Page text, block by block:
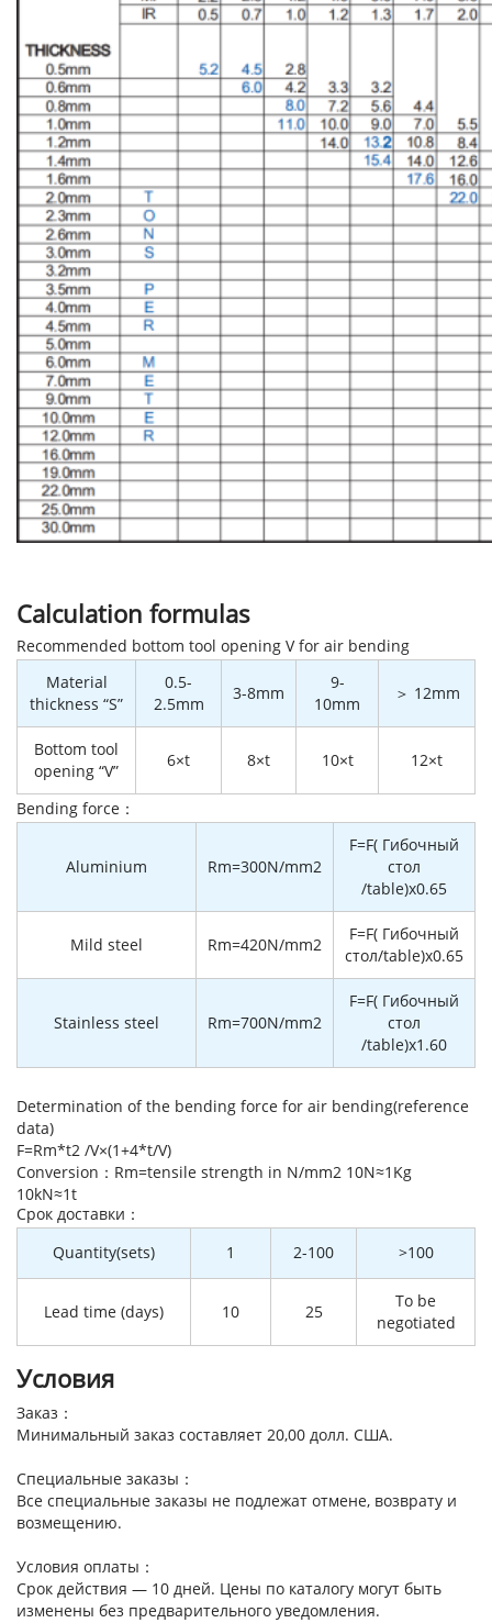
Calculation formulas
Recommended bottom tool opening V for air bending
Material
thickness “S”
0.5-
2.5mm
3-8mm
9-
10mm
＞ 12mm
Bottom tool
opening “V”
6×t 8×t 10×t 12×t
Bending force：
Aluminium Rm=300N/mm2
F=F( Гибочный
стол
/table)x0.65
Mild steel Rm=420N/mm2
F=F( Гибочный
стол/table)x0.65
Stainless steel Rm=700N/mm2
F=F( Гибочный
стол
/table)x1.60
Determination of the bending force for air bending(reference
data)
F=Rm*t2 /V×(1+4*t/V)
Conversion：Rm=tensile strength in N/mm2 10N≈1Kg
10kN≈1t
Cрок доставки：
Quantity(sets)
1 2-100 >100
Lead time (days) 10 25
To be
negotiated
Условия
Заказ：
Минимальный заказ составляет 20,00 долл. США.
Специальные заказы：
Все специальные заказы не подлежат отмене, возврату и
возмещению.
Условия оплаты：
Срок действия — 10 дней. Цены по каталогу могут быть
изменены без предварительного уведомления.